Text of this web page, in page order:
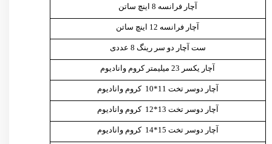
آچار فرانسه 8 اینچ ساتن
آچار فرانسه 12 اینچ ساتن
ست آچار دو سر رینگ 8 عددی
آچار یکسر 23 میلیمتر کروم وانادیوم
آچار دوسر تخت 11*10 کروم وانادیوم
آچار دوسر تخت 13*12 کروم وانادیوم
آچار دوسر تخت 15*14 کروم وانادیوم